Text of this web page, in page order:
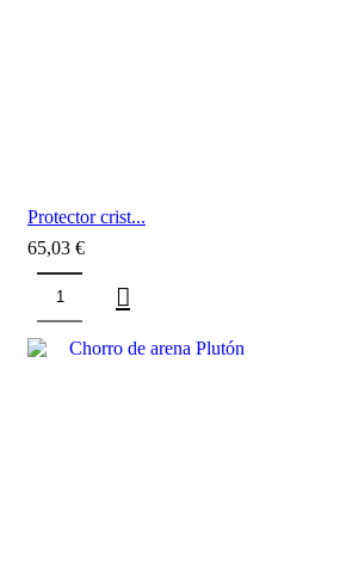
Protector crist...
65,03 €